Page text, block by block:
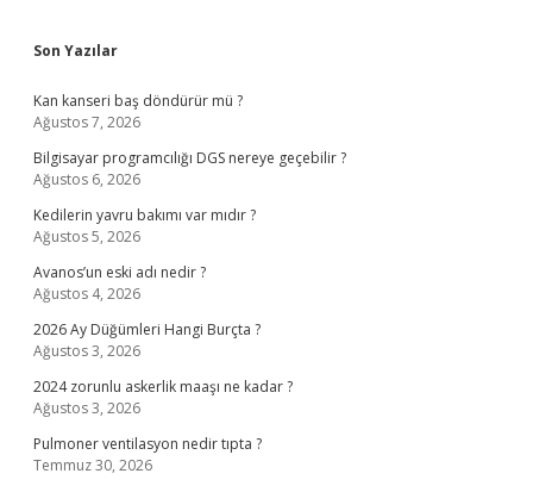
Sidebar
Son Yazılar
Kan kanseri baş döndürür mü ?
Ağustos 7, 2026
Bilgisayar programcılığı DGS nereye geçebilir ?
Ağustos 6, 2026
Kedilerin yavru bakımı var mıdır ?
Ağustos 5, 2026
Avanos’un eski adı nedir ?
Ağustos 4, 2026
2026 Ay Düğümleri Hangi Burçta ?
Ağustos 3, 2026
2024 zorunlu askerlik maaşı ne kadar ?
Ağustos 3, 2026
Pulmoner ventilasyon nedir tıpta ?
Temmuz 30, 2026